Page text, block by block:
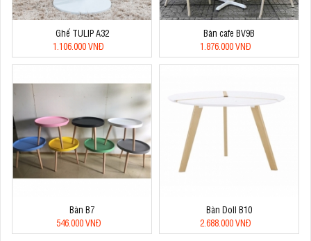
Ghế TULIP A32
1.106.000 VNĐ
Bàn cafe BV9B
1.876.000 VNĐ
Bàn B7
546.000 VNĐ
Bàn Doll B10
2.688.000 VNĐ